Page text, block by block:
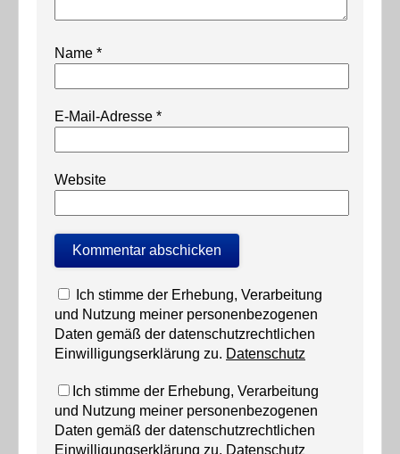
Name *
E-Mail-Adresse *
Website
Ich stimme der Erhebung, Verarbeitung
und Nutzung meiner personenbezogenen
Daten gemäß der datenschutzrechtlichen
Einwilligungserklärung zu. Datenschutz
Ich stimme der Erhebung, Verarbeitung
und Nutzung meiner personenbezogenen
Daten gemäß der datenschutzrechtlichen
Einwilligungserklärung zu. Datenschutz